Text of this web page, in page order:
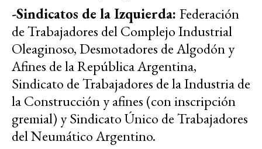
-Sindicatos de la Izquierda: Federación
de Trabajadores del Complejo Industrial
Oleaginoso, Desmotadores de Algodón y
Afines de la República Argentina,
Sindicato de Trabajadores de la Industria de
la Construcción y afines (con inscripción
gremial) y Sindicato Único de Trabajadores
del Neumático Argentino.